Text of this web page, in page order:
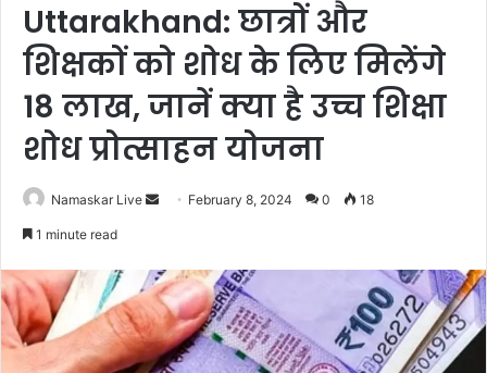
Uttarakhand: छात्रों और
शिक्षकों को शोध के लिए मिलेंगे
18 लाख, जानें क्या है उच्च शिक्षा
शोध प्रोत्साहन योजना
Namaskar Live
d
a
n
e
February 8, 2024 0 18
1 minute read